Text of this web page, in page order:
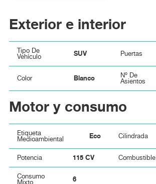
Exterior e interior
Tipo De
Vehículo
SUV Puertas
Color Blanco
Nº De
Asientos
Motor y consumo
Etiqueta
Medioambiental
Eco Cilindrada
Potencia 115 CV Combustible
Consumo
Mixto
6